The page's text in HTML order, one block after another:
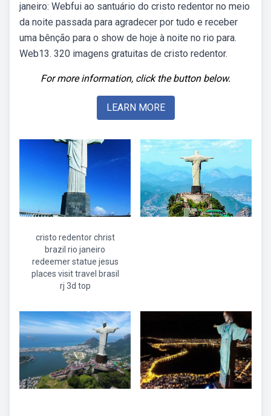
janeiro: Webfui ao santuário do cristo redentor no meio
da noite passada para agradecer por tudo e receber
uma bênção para o show de hoje à noite no rio para.
Web13. 320 imagens gratuitas de cristo redentor.
For more information, click the button below.
LEARN MORE
cristo redentor christ
brazil rio janeiro
redeemer statue jesus
places visit travel brasil
rj 3d top